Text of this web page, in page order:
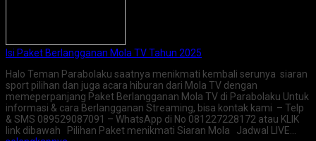
Isi Paket Berlangganan Mola TV Tahun 2025
Halo Teman Parabolaku saatnya menikmati kembali serunya siaran
sport pilihan dan juga acara hiburan dari Mola TV dengan
memeperpanjang Paket Berlangganan Mola TV di Parabolaku Untuk
informasi & cara Berlangganan Streaming, bisa kontak kami – Telp
& SMS 089529087091 – WhatsApp di No 081227228172 atau KLIK
link dibawah Pilihan Paket menikmati Siaran Mola Jadwal LIVE…